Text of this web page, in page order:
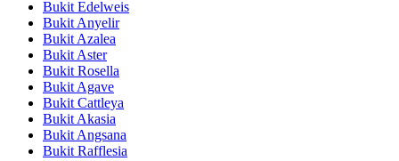
Bukit Edelweis
Bukit Anyelir
Bukit Azalea
Bukit Aster
Bukit Rosella
Bukit Agave
Bukit Cattleya
Bukit Akasia
Bukit Angsana
Bukit Rafflesia